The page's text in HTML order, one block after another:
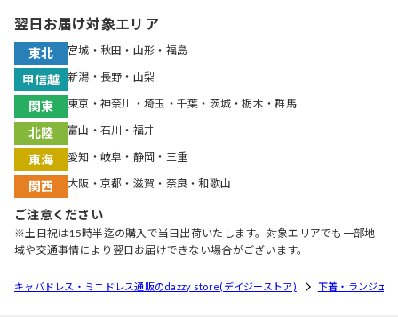
翌日お届け対象エリア
東北 宮城・秋田・山形・福島
甲信越 新潟・長野・山梨
関東 東京・神奈川・埼玉・千葉・茨城・栃木・群馬
北陸 富山・石川・福井
東海 愛知・岐阜・静岡・三重
関西 大阪・京都・滋賀・奈良・和歌山
ご注意ください
※土日祝は15時半迄の購入で当日出荷いたします。対象エリアでも一部地
域や交通事情により翌日お届けできない場合がございます。
キャバドレス・ミニドレス通販のdazzy store(デイジーストア) 下着・ランジェ